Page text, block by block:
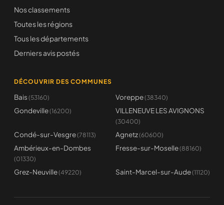
Nos classements
Toutes les régions
Tous les départements
Derniers avis postés
DÉCOUVRIR DES COMMUNES
Bais (53160) Voreppe(38340)
Gondeville(16200) VILLENEUVE LES AVIGNONS
(30400)
Condé-sur-Vesgre(78113) Agnetz(60600)
Ambérieux-en-Dombes
(01330)
Fresse-sur-Moselle(88160)
Grez-Neuville(49220) Saint-Marcel-sur-Aude(11120)